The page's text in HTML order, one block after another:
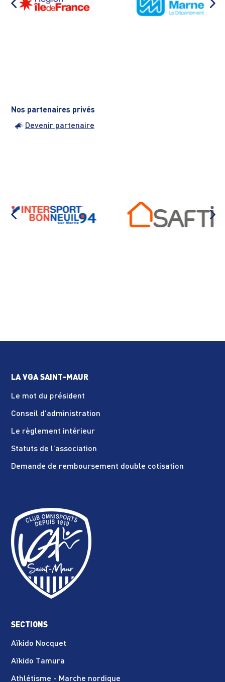
Nos partenaires privés
Devenir partenaire
LA VGA SAINT-MAUR
Le mot du président
Conseil d’administration
Le règlement intérieur
Statuts de l’association
Demande de remboursement double cotisation
SECTIONS
Aïkido Nocquet
Aïkido Tamura
Athlétisme - Marche nordique